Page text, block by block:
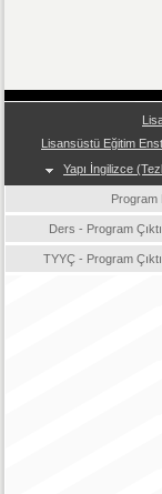
Lisansüstü Eğitim
Yapı İngilizce
Program
Ders - Program
TYYÇ - Program